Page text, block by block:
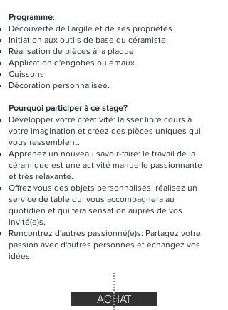
Programme:
Découverte de l'argile et de ses propriétés.
Initiation aux outils de base du céramiste.
Réalisation de pièces à la plaque.
Application d'engobes ou émaux.
Cuissons
Décoration personnalisée.
Pourquoi participer à ce stage?
Développer votre créativité: laisser libre cours à
votre imagination et créez des pièces uniques qui
vous ressemblent.
Apprenez un nouveau savoir-faire: le travail de la
céramique est une activité manuelle passionnante
et très relaxante.
Offrez vous des objets personnalisés: réalisez un
service de table qui vous accompagnera au
quotidien et qui fera sensation auprès de vos
invité(e)s.
Rencontrez d'autres passionné(e)s: Partagez votre
passion avec d'autres personnes et échangez vos
idées.
ACHAT